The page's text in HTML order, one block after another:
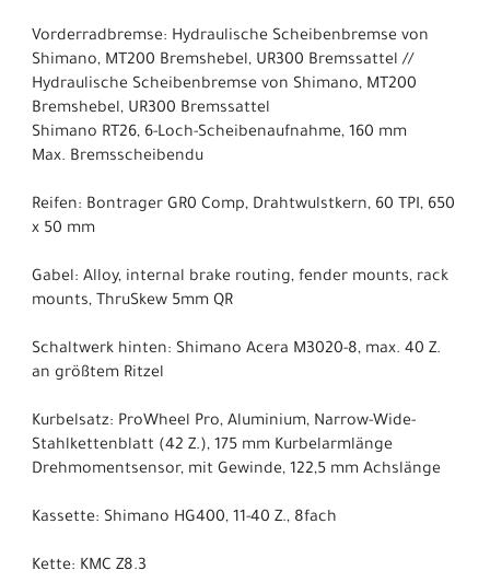
Vorderradbremse: Hydraulische Scheibenbremse von
Shimano, MT200 Bremshebel, UR300 Bremssattel //
Hydraulische Scheibenbremse von Shimano, MT200
Bremshebel, UR300 Bremssattel
Shimano RT26, 6-Loch-Scheibenaufnahme, 160 mm
Max. Bremsscheibendu
Reifen: Bontrager GR0 Comp, Drahtwulstkern, 60 TPI, 650
x 50 mm
Gabel: Alloy, internal brake routing, fender mounts, rack
mounts, ThruSkew 5mm QR
Schaltwerk hinten: Shimano Acera M3020-8, max. 40 Z.
an größtem Ritzel
Kurbelsatz: ProWheel Pro, Aluminium, Narrow-Wide-
Stahlkettenblatt (42 Z.), 175 mm Kurbelarmlänge
Drehmomentsensor, mit Gewinde, 122,5 mm Achslänge
Kassette: Shimano HG400, 11-40 Z., 8fach
Kette: KMC Z8.3